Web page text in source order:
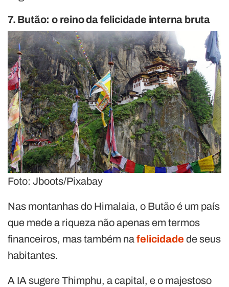
7. Butão: o reino da felicidade interna bruta
Foto: Jboots/Pixabay
Nas montanhas do Himalaia, o Butão é um país
que mede a riqueza não apenas em termos
financeiros, mas também nafelicidade de seus
habitantes.
A IA sugere Thimphu, a capital, e o majestoso